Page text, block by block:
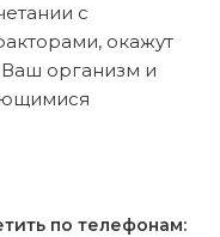
с
окажут
организм и
по телефонам: